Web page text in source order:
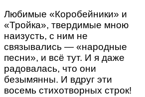
Любимые «Коробейники» и
«Тройка», твердимые мною
наизусть, с ним не
связывались — «народные
песни», и всё тут. И я даже
радовалась, что они
безымянны. И вдруг эти
восемь стихотворных строк!